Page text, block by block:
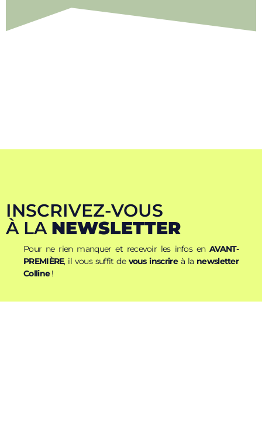
INSCRIVEZ-VOUS
À LA NEWSLETTER
Pour ne rien manquer et recevoir les infos enAVANT-
PREMIÈRE, il vous suffit de vous inscrireà la newsletter
Colline!